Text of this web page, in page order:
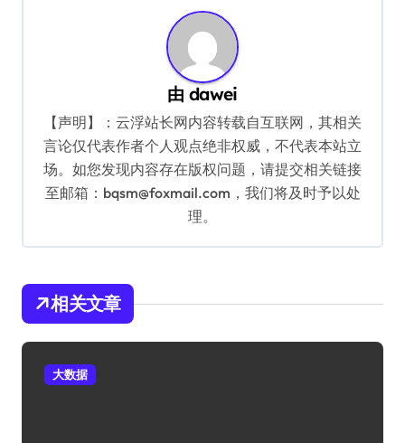
由dawei
【声明】：云浮站长网内容转载自互联网，其相关
言论仅代表作者个人观点绝非权威，不代表本站立
场。如您发现内容存在版权问题，请提交相关链接
至邮箱：bqsm@foxmail.com，我们将及时予以处
理。
相关文章
大数据